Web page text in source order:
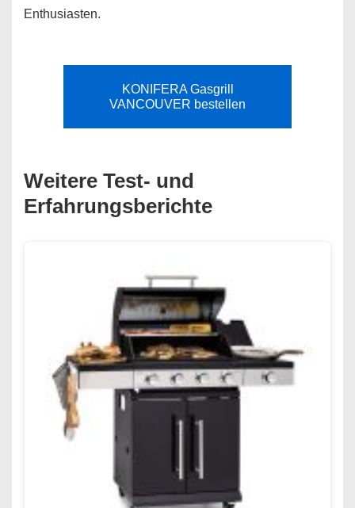
Enthusiasten.
KONIFERA Gasgrill
VANCOUVER bestellen
Weitere Test- und
Erfahrungsberichte